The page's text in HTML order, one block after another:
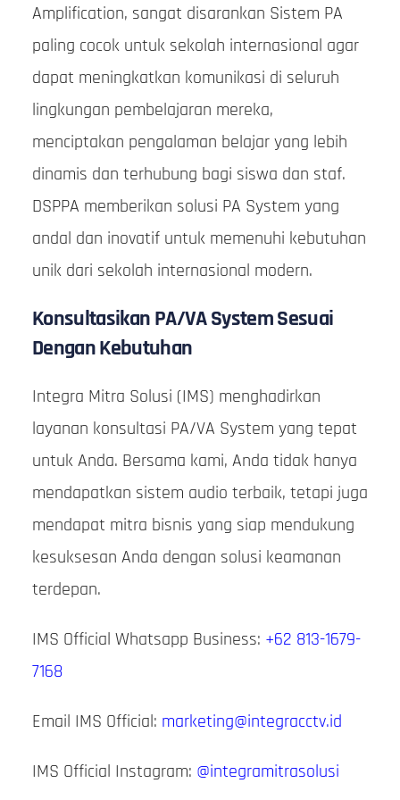
Amplification, sangat disarankan Sistem PA
paling cocok untuk sekolah internasional agar
dapat meningkatkan komunikasi di seluruh
lingkungan pembelajaran mereka,
menciptakan pengalaman belajar yang lebih
dinamis dan terhubung bagi siswa dan staf.
DSPPA memberikan solusi PA System yang
andal dan inovatif untuk memenuhi kebutuhan
unik dari sekolah internasional modern.
Konsultasikan PA/VA System Sesuai
Dengan Kebutuhan
Integra Mitra Solusi (IMS) menghadirkan
layanan konsultasi PA/VA System yang tepat
untuk Anda. Bersama kami, Anda tidak hanya
mendapatkan sistem audio terbaik, tetapi juga
mendapat mitra bisnis yang siap mendukung
kesuksesan Anda dengan solusi keamanan
terdepan.
IMS Official Whatsapp Business: +62 813-1679-
7168
Email IMS Official: marketing@integracctv.id
IMS Official Instagram: @integramitrasolusi